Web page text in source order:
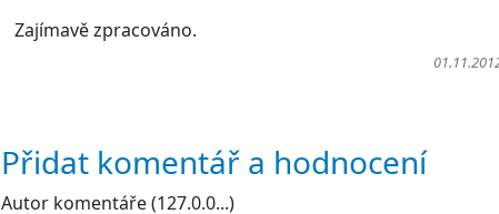
Zajímavě zpracováno.
Přidat komentář a hodnocení
Autor komentáře (127.0.0...)